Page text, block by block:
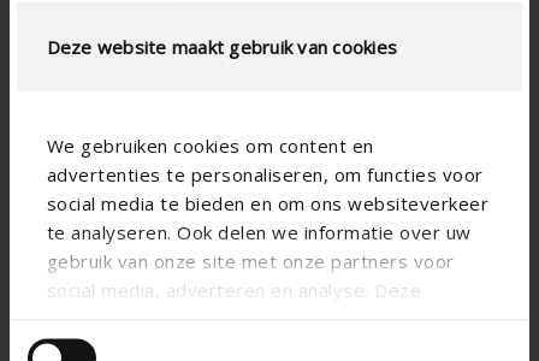
Deze website maakt gebruik van cookies
We gebruiken cookies om content en
advertenties te personaliseren, om functies voor
social media te bieden en om ons websiteverkeer
te analyseren. Ook delen we informatie over uw
gebruik van onze site met onze partners voor
social media, adverteren en analyse. Deze
andere informatie die u aan ze heeft verstrekt of
Spécifications techniques
Diamètre